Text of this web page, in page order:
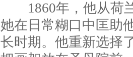
1860年，他从荷兰
她在日常糊口中匡助
长时期。他重新选择